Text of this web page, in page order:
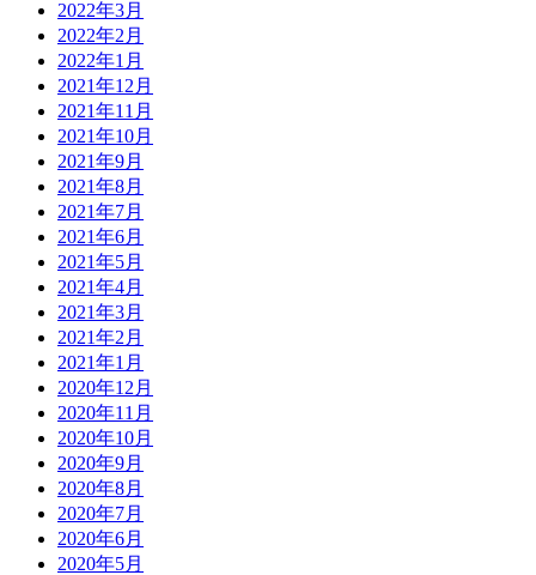
2022年3月
2022年2月
2022年1月
2021年12月
2021年11月
2021年10月
2021年9月
2021年8月
2021年7月
2021年6月
2021年5月
2021年4月
2021年3月
2021年2月
2021年1月
2020年12月
2020年11月
2020年10月
2020年9月
2020年8月
2020年7月
2020年6月
2020年5月